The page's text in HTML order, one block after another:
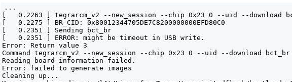
...
[   0.2263 ] tegrarcm_v2 --new_session --chip 0x23 0 --uid --download
[   0.2275 ] BR_CID: 0x80012344705DE7C8200000000EFD80C0
[   0.2351 ] Sending bct_br
[   0.2351 ] ERROR: might be timeout in USB write.
Error: Return value 3
Command tegrarcm_v2 --new_session --chip 0x23 0 --uid --download
Reading board information failed.
Error: failed to generate images
Cleaning up...